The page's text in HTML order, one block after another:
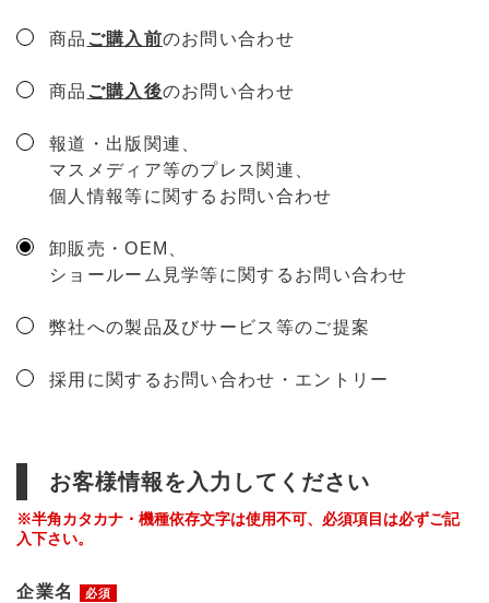
商品 ご購入前のお問い合わせ
商品 ご購入後のお問い合わせ
報道・出版関連、
マスメディア等のプレス関連、
個人情報等に関するお問い合わせ
卸販売・OEM、
ショールーム見学等に関するお問い合わせ
弊社への製品及びサービス等のご提案
採用に関するお問い合わせ・エントリー
お客様情報を入力してください
※半角カタカナ・機種依存文字は使用不可、必須項目は必ずご記
入下さい。
企業名 必須